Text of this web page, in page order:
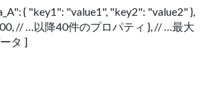
{ "key1": "value1", "key2": "value2" },
// …以降40件のプロパティ }, // …最大
タ ]